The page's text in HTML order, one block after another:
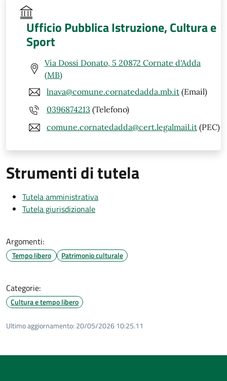
Ufficio Pubblica Istruzione, Cultura e
Sport
Via Dossi Donato, 5 20872 Cornate d'Adda
(MB)
lnava@comune.cornatedadda.mb.it (Email)
0396874213 (Telefono)
comune.cornatedadda@cert.legalmail.it (PEC)
Strumenti di tutela
Tutela amministrativa
Tutela giurisdizionale
Argomenti:
Tempo libero Patrimonio culturale
Categorie:
Cultura e tempo libero
Ultimo aggiornamento: 20/05/2026 10:25.11